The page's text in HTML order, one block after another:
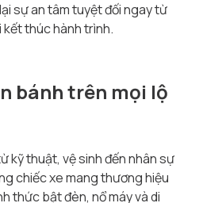
sự an tâm tuyệt đối ngay từ
kết thúc hành trình.
bánh trên mọi lộ
kỹ thuật, vệ sinh đến nhân sự
chiếc xe mang thương hiệu
thức bật đèn, nổ máy và di